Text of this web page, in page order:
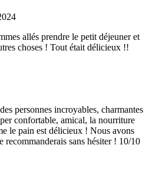
allés prendre le petit déjeuner et
choses ! Tout était délicieux !!
personnes incroyables, charmantes
confortable, amical, la nourriture
le pain est délicieux ! Nous avons
recommanderais sans hésiter ! 10/10